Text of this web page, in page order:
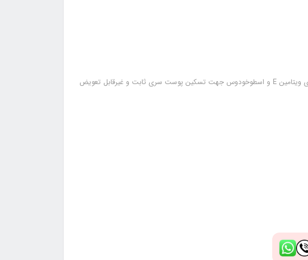
سایر مشخصات: دارای ژل آلوئه ورا برای مرطوب کردن پوست حاوی ویتامین E و اسطوخودوس جهت تسکین پوست سری ثابت و غیرقابل تعویض